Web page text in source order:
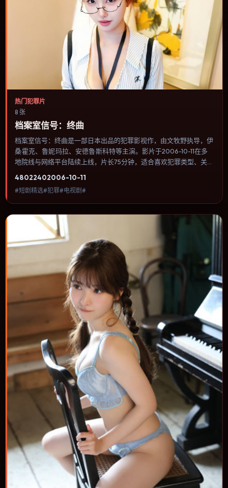
热门犯罪片
8 张
档案室信号：终曲
档案室信号：终曲是一部日本出品的犯罪影视作，由文牧野执导，伊
桑·霍克、鲁妮·玛拉、安德鲁·斯科特等主演。影片于2006-10-11在多
地院线与网络平台陆续上线，片长75分钟，适合喜欢犯罪类型、关注
进，节奏与视听语言统一，可作为休闲观影或类型片补片的选择。
48022402006-10-11
#短剧精选#犯罪#电视剧#